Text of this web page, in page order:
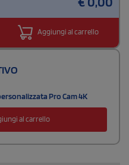
Aggiungi al carrello
Pro Cam 4K
al carrello